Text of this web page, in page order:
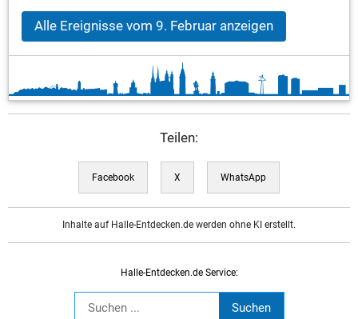
Alle Ereignisse vom 9. Februar anzeigen
Teilen:
Facebook X WhatsApp
Inhalte auf Halle-Entdecken.de werden ohne KI erstellt.
Halle-Entdecken.de Service: